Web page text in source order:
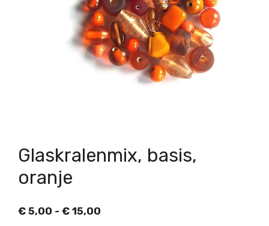
Glaskralenmix, basis,
oranje
€ 5,00 - € 15,00